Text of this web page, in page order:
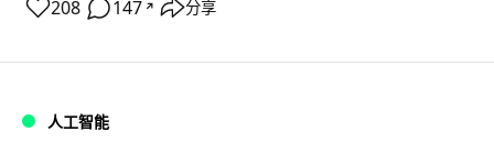
208 147 ↗ 分享
人工智能